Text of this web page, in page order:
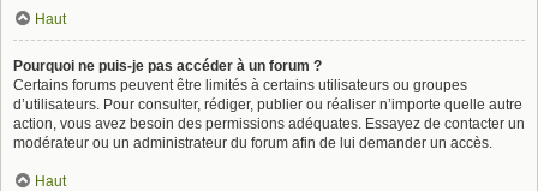
Haut
Pourquoi ne puis-je pas accéder à un forum ?
Certains forums peuvent être limités à certains utilisateurs ou groupes
d’utilisateurs. Pour consulter, rédiger, publier ou réaliser n’importe quelle autre
action, vous avez besoin des permissions adéquates. Essayez de contacter un
modérateur ou un administrateur du forum afin de lui demander un accès.
Haut